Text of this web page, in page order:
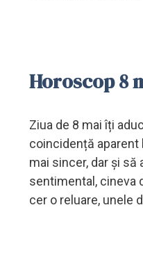
Horoscop 8
Ziua de 8 mai îți
coincidență aparent
mai sincer, dar și să
sentimental, cineva
cer o reluare, unele